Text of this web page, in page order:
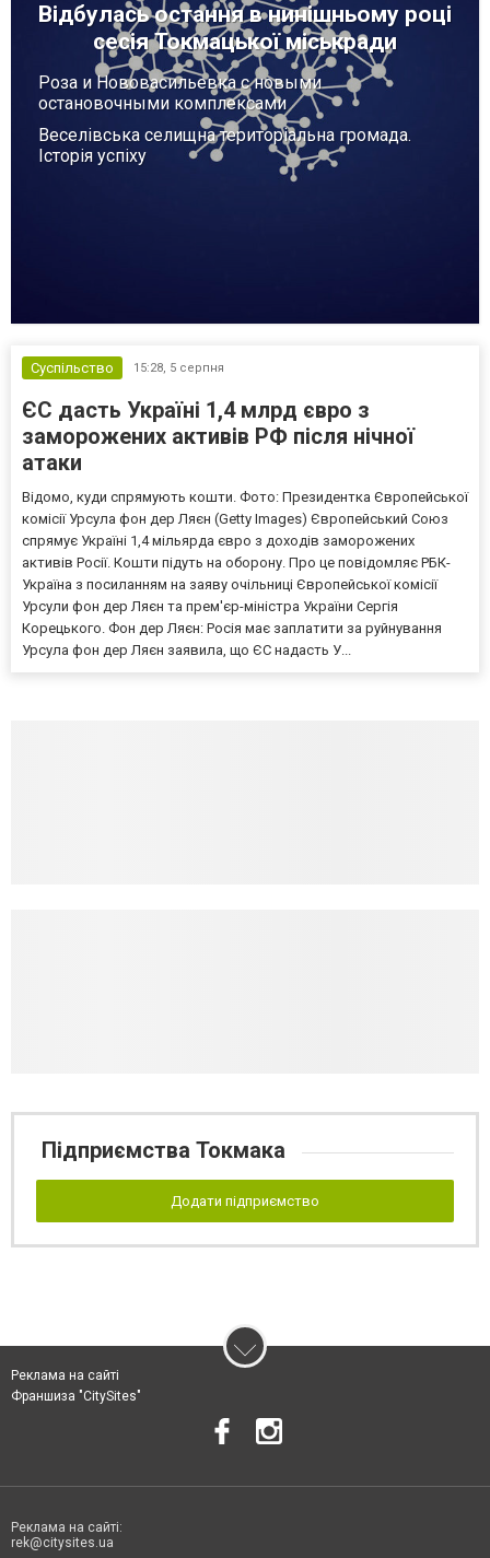
Відбулась остання в нинішньому році
сесія Токмацької міськради
Роза и Нововасильевка с новыми
остановочными комплексами
Веселівська селищна територіальна громада.
Історія успіху
Суспільство 15:28, 5 серпня
ЄС дасть Україні 1,4 млрд євро з
заморожених активів РФ після нічної
атаки
Відомо, куди спрямують кошти. Фото: Президентка Європейської
комісії Урсула фон дер Ляєн (Getty Images) Європейський Союз
спрямує Україні 1,4 мільярда євро з доходів заморожених
активів Росії. Кошти підуть на оборону. Про це повідомляє РБК-
Україна з посиланням на заяву очільниці Європейської комісії
Урсули фон дер Ляєн та прем'єр-міністра України Сергія
Корецького. Фон дер Ляєн: Росія має заплатити за руйнування
Урсула фон дер Ляєн заявила, що ЄС надасть У...
Підприємства Токмака
Додати підприємство
Реклама на сайті
Франшиза "CitySites"
Реклама на сайті:
rek@citysites.ua